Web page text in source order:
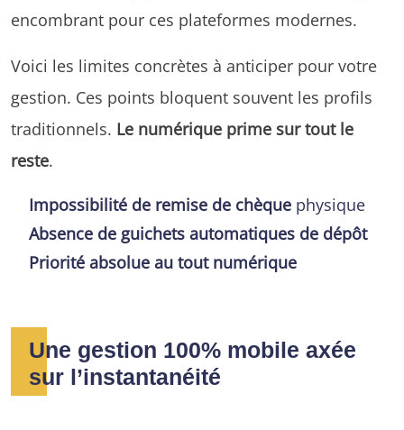
encombrant pour ces plateformes modernes.
Voici les limites concrètes à anticiper pour votre
gestion. Ces points bloquent souvent les profils
traditionnels. Le numérique prime sur tout le
reste.
Impossibilité de remise de chèque physique
Absence de guichets automatiques de dépôt
Priorité absolue au tout numérique
Une gestion 100% mobile axée
sur l’instantanéité